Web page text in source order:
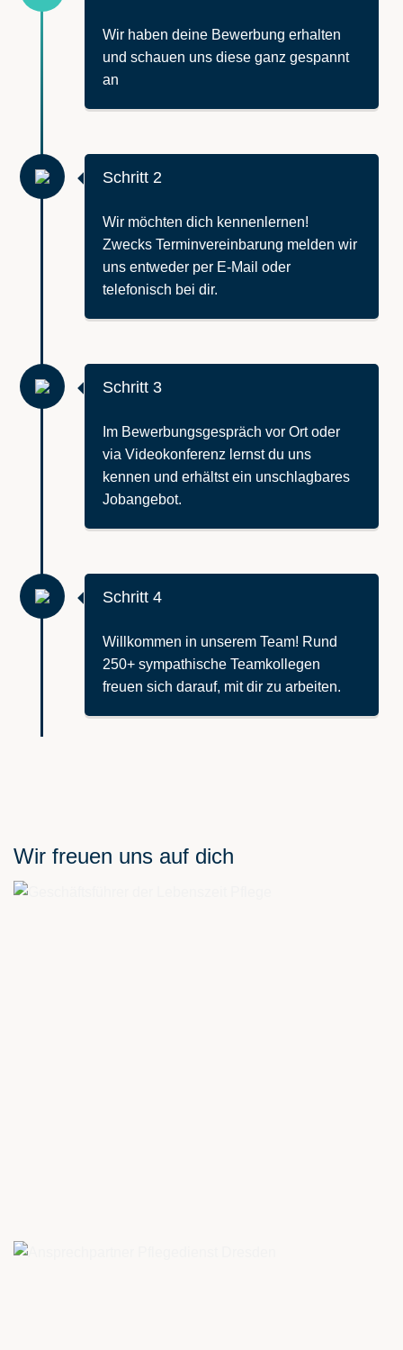
Wir haben deine Bewerbung erhalten
und schauen uns diese ganz gespannt
an
Schritt 2
Wir möchten dich kennenlernen!
Zwecks Terminvereinbarung melden wir
uns entweder per E-Mail oder
telefonisch bei dir.
Schritt 3
Im Bewerbungsgespräch vor Ort oder
via Videokonferenz lernst du uns
kennen und erhältst ein unschlagbares
Jobangebot.
Schritt 4
Willkommen in unserem Team! Rund
250+ sympathische Teamkollegen
freuen sich darauf, mit dir zu arbeiten.
Wir freuen uns auf dich